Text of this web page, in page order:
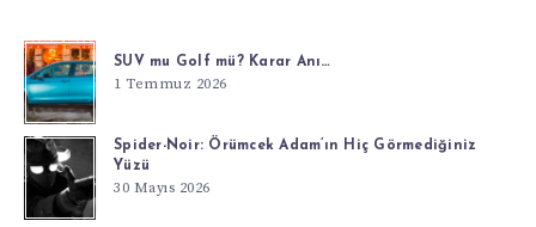
SUV mu Golf mü? Karar Anı…
1 Temmuz 2026
Spider-Noir: Örümcek Adam’ın Hiç Görmediğiniz
Yüzü
30 Mayıs 2026